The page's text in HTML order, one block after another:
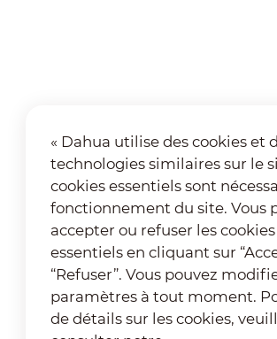
« Dahua utilise des cookies et
technologies similaires sur le
cookies essentiels sont
fonctionnement du site. Vous
accepter ou refuser les
essentiels en cliquant sur
“Refuser”. Vous pouvez
paramètres à tout moment.
de détails sur les cookies,